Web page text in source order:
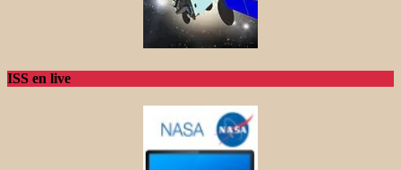
ISS en live